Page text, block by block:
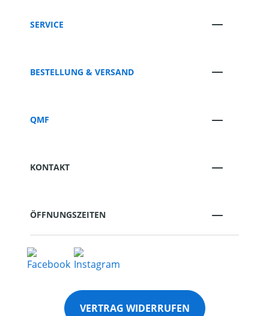
SERVICE
BESTELLUNG & VERSAND
QMF
KONTAKT
ÖFFNUNGSZEITEN
VERTRAG WIDERRUFEN